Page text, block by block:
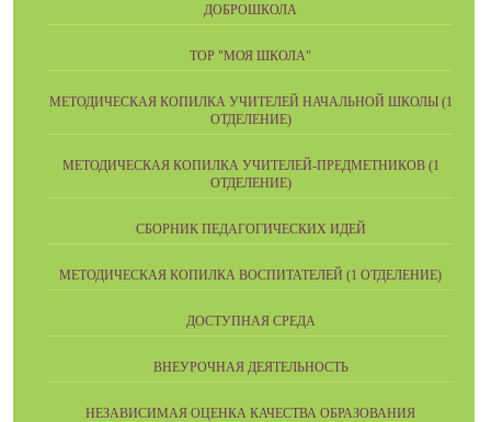
ДОБРОШКОЛА
ТОР "МОЯ ШКОЛА"
МЕТОДИЧЕСКАЯ КОПИЛКА УЧИТЕЛЕЙ НАЧАЛЬНОЙ ШКОЛЫ (1
ОТДЕЛЕНИЕ)
МЕТОДИЧЕСКАЯ КОПИЛКА УЧИТЕЛЕЙ-ПРЕДМЕТНИКОВ (1
ОТДЕЛЕНИЕ)
СБОРНИК ПЕДАГОГИЧЕСКИХ ИДЕЙ
МЕТОДИЧЕСКАЯ КОПИЛКА ВОСПИТАТЕЛЕЙ (1 ОТДЕЛЕНИЕ)
ДОСТУПНАЯ СРЕДА
ВНЕУРОЧНАЯ ДЕЯТЕЛЬНОСТЬ
НЕЗАВИСИМАЯ ОЦЕНКА КАЧЕСТВА ОБРАЗОВАНИЯ